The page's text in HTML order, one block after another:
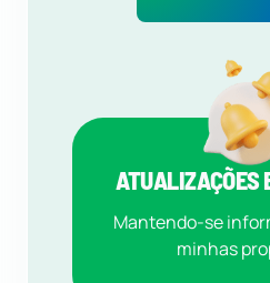
ATUALIZAÇÕES
Mantendo-se
minhas